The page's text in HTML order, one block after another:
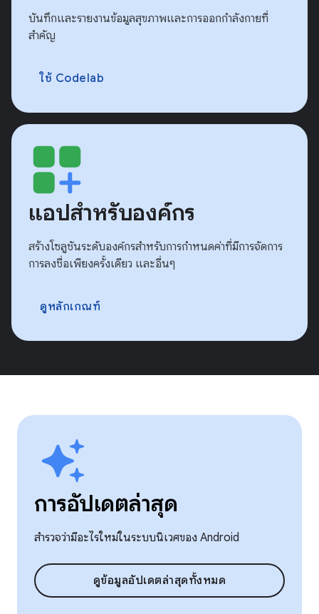
บันทึกและรายงานข้อมูลสุขภาพและการออกกำลังกายที่
สำคัญ
ใช้ Codelab
แอปสำหรับองค์กร
สร้างโซลูชันระดับองค์กรสำหรับการกำหนดค่าที่มีการจัดการ
การลงชื่อเพียงครั้งเดียว และอื่นๆ
ดูหลักเกณฑ์
การอัปเดตล่าสุด
สำรวจว่ามีอะไรใหม่ในระบบนิเวศของ Android
ดูข้อมูลอัปเดตล่าสุดทั้งหมด